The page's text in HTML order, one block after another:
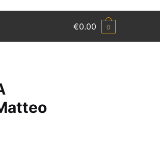
€0.00 0